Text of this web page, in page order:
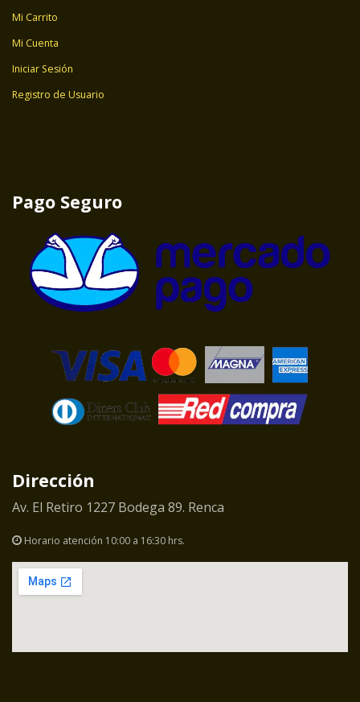
Mi Carrito
Mi Cuenta
Iniciar Sesión
Registro de Usuario
Pago Seguro
Dirección
Av. El Retiro 1227 Bodega 89. Renca
Horario atención 10:00 a 16:30 hrs.